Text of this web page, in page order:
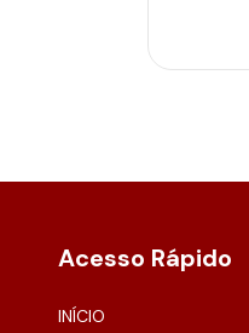
Acesso Rápido
INÍCIO